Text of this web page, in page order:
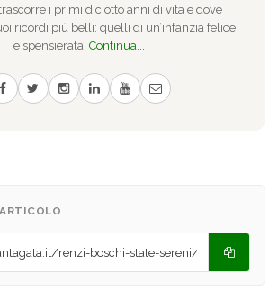
i primi diciotto anni di vita e dove
ricordi più belli: quelli di un’infanzia felice
e spensierata. Continua...